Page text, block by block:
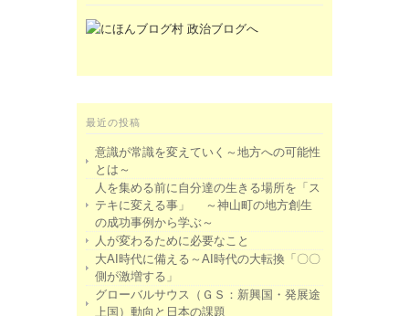
最近の投稿
意識が常識を変えていく～地方への可能性
とは～
人を集める前に自分達の生きる場所を「ス
テキに変える事」 ～神山町の地方創生
の成功事例から学ぶ～
人が変わるために必要なこと
大AI時代に備える～AI時代の大転換「〇〇
側が激増する」
グローバルサウス（ＧＳ：新興国・発展途
上国）動向と日本の課題